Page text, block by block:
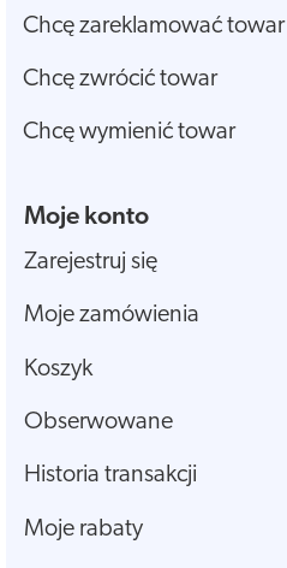
Chcę zareklamować towar
Chcę zwrócić towar
Chcę wymienić towar
Moje konto
Zarejestruj się
Moje zamówienia
Koszyk
Obserwowane
Historia transakcji
Moje rabaty